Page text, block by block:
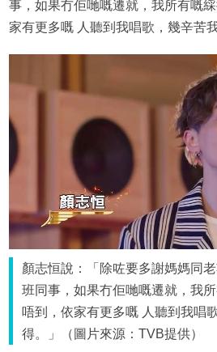
事，如果冇佢哋嘅遷就，我所有嘅
家有更多嘅 人聽到我唱歌，幾辛苦
顏志恒說：「除咗要多謝媽媽同
班同事，如果冇佢哋嘅遷就，我
唔到，依家有更多嘅 人聽到我唱
得。」（圖片來源：TVB提供）